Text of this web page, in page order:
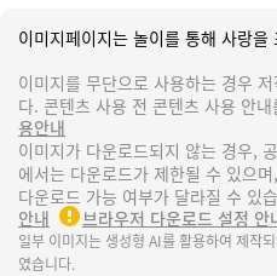
이미지페이지는 놀이를 통해 사랑을
이미지를 무단으로 사용하는 경우
다. 콘텐츠 사용 전 콘텐츠 사용 안
용안내
이미지가 다운로드되지 않는 경우,
에서는 다운로드가 제한될 수 있으
다운로드 가능 여부가 달라질 수 있
안내
브라우저 다운로드 설정 안
일부 이미지는 생성형 AI를 활용하여 제작
였습니다.